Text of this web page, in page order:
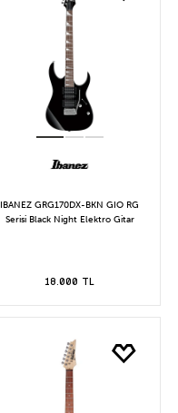
IBANEZ GRG170DX-BKN GIO RG
Serisi Black Night Elektro Gitar
18.000 TL